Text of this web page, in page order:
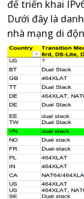
để triển khai
Dưới đây là
nhà mạng di